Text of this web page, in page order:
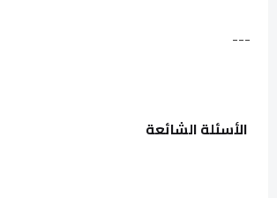
---
الأسئلة الشائعة